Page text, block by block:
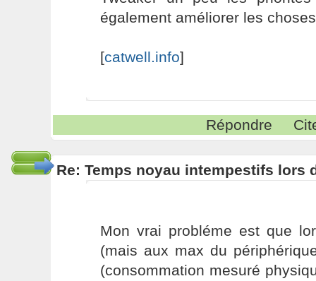
également améliorer les
[catwell.info]
Répondre
Re: Temps noyau intempestifs lors
Mon vrai probléme est que
(mais aux max du
(consommation mesuré